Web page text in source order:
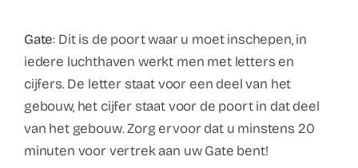
Nieuws
Contact
Faq
Gate: Dit is de poort waar u moet inschepen, in
iedere luchthaven werkt men met letters en
cijfers. De letter staat voor een deel van het
gebouw, het cijfer staat voor de poort in dat deel
van het gebouw. Zorg ervoor dat u minstens 20
minuten voor vertrek aan uw Gate bent!